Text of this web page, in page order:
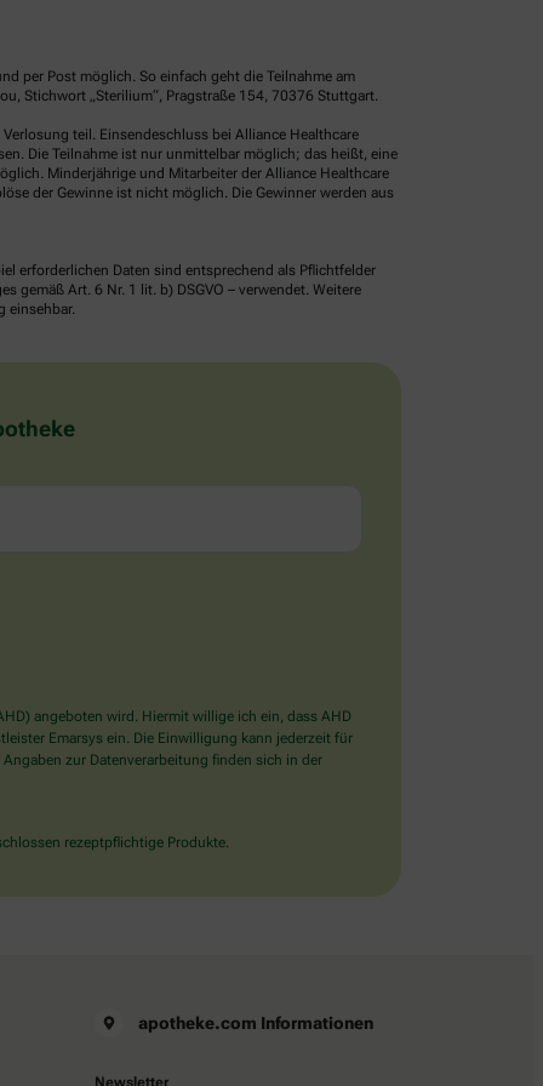
per Post möglich. So einfach geht die Teilnahme am
Stichwort „Sterilium“, Pragstraße 154, 70376 Stuttgart.
teil. Einsendeschluss bei Alliance Healthcare
Die Teilnahme ist nur unmittelbar möglich; das heißt, eine
Minderjährige und Mitarbeiter der Alliance Healthcare
der Gewinne ist nicht möglich. Die Gewinner werden aus
erforderlichen Daten sind entsprechend als Pflichtfelder
gemäß Art. 6 Nr. 1 lit. b) DSGVO – verwendet. Weitere
einsehbar.
angeboten wird. Hiermit willige ich ein, dass AHD
Emarsys ein. Die Einwilligung kann jederzeit für
zur Datenverarbeitung finden sich in der
rezeptpflichtige Produkte.
apotheke.com Informationen
Newsletter